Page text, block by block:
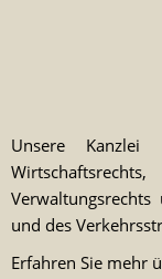
Unsere
und des
Erfahren Sie mehr